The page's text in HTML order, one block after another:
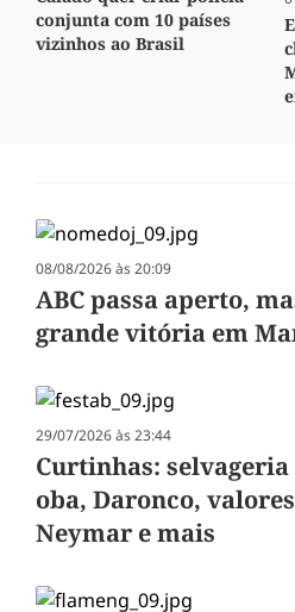
conjunta com 10 países
vizinhos ao Brasil
08/08/2026 às 20:09
ABC passa aperto,
grande vitória em
29/07/2026 às 23:44
Curtinhas: selvageria
oba, Daronco,
Neymar e mais